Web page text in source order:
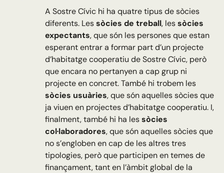
A Sostre Cívic hi ha quatre tipus de sòcies
diferents. Lessòcies de treball, lessòcies
expectants, que són les persones que estan
esperant entrar a formar part d’un projecte
d’habitatge cooperatiu de Sostre Cívic, però
que encara no pertanyen a cap grup ni
projecte en concret. També hi trobem les
sòcies usuàries, que són aquelles sòcies que
ja viuen en projectes d’habitatge cooperatiu. I,
finalment, també hi ha lessòcies
col·laboradores, que són aquelles sòcies que
no s’engloben en cap de les altres tres
tipologies, però que participen en temes de
finançament, tant en l’àmbit global de la